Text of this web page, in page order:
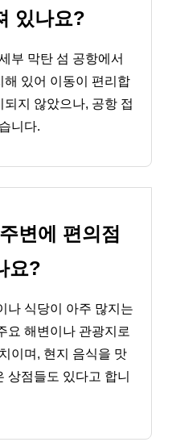
있나요?
부 막탄 섬 공항에서
해 있어 이동이 편리합
지 않았으나, 공항 접
니다.
변에 편의점
요?
나 식당이 아주 많지는
요 해변이나 관광지로
이며, 현지 음식을 맛
상점들도 있다고 합니